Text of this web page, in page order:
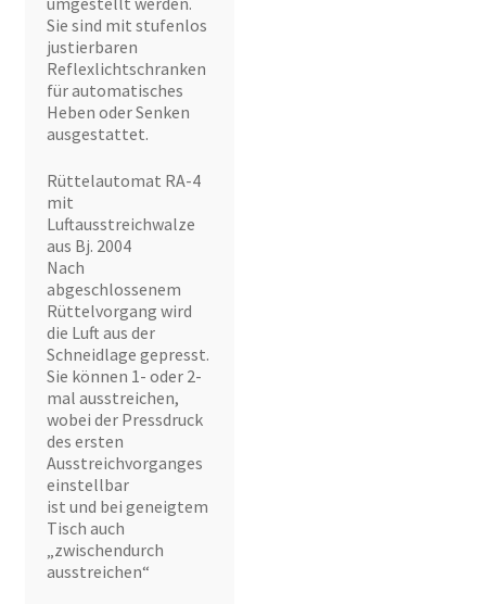
Sie sind mit stufenlos
justierbaren
Reflexlichtschranken
für automatisches
Heben oder Senken
ausgestattet.
Rüttelautomat RA-4
mit
Luftausstreichwalze
aus Bj. 2004
Nach
abgeschlossenem
Rüttelvorgang wird
die Luft aus der
Schneidlage gepresst.
Sie können 1- oder 2-
mal ausstreichen,
wobei der Pressdruck
des ersten
Ausstreichvorganges
einstellbar
ist und bei geneigtem
Tisch auch
„zwischendurch
ausstreichen“